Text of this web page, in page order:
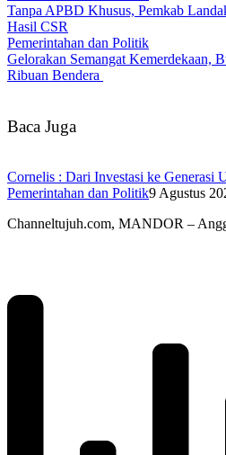
Tanpa APBD Khusus, Pemkab
Hasil CSR
Pemerintahan dan Politik
Gelorakan Semangat Kemerdekaan,
Ribuan Bendera
Baca Juga
Cornelis : Dari Investasi ke Generasi
Pemerintahan dan Politik9 Agustus
Channeltujuh.com, MANDOR –